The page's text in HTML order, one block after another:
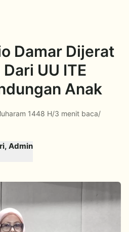
Damar Dijerat
UU ITE
Anak
1448 H/3 menit baca/
Admin